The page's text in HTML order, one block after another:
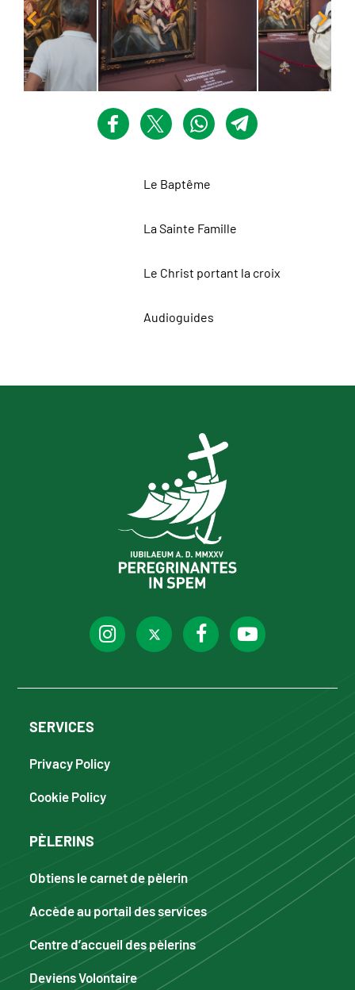
Le Baptême
La Sainte Famille
Le Christ portant la croix
Audioguides
SERVICES
Privacy Policy
Cookie Policy
PÈLERINS
Obtiens le carnet de pèlerin
Accède au portail des services
Centre d’accueil des pèlerins
Deviens Volontaire